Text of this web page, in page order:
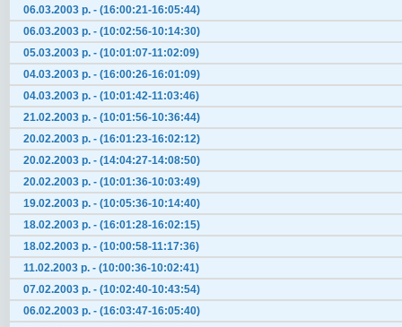
06.03.2003 р. - (16:00:21-16:05:44)
06.03.2003 р. - (10:02:56-10:14:30)
05.03.2003 р. - (10:01:07-11:02:09)
04.03.2003 р. - (16:00:26-16:01:09)
04.03.2003 р. - (10:01:42-11:03:46)
21.02.2003 р. - (10:01:56-10:36:44)
20.02.2003 р. - (16:01:23-16:02:12)
20.02.2003 р. - (14:04:27-14:08:50)
20.02.2003 р. - (10:01:36-10:03:49)
19.02.2003 р. - (10:05:36-10:14:40)
18.02.2003 р. - (16:01:28-16:02:15)
18.02.2003 р. - (10:00:58-11:17:36)
11.02.2003 р. - (10:00:36-10:02:41)
07.02.2003 р. - (10:02:40-10:43:54)
06.02.2003 р. - (16:03:47-16:05:40)